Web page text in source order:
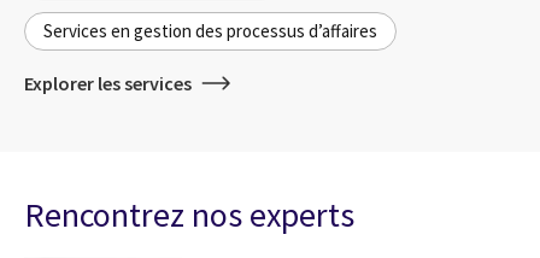
Services en gestion des processus d’affaires
Explorer les services
Rencontrez nos experts